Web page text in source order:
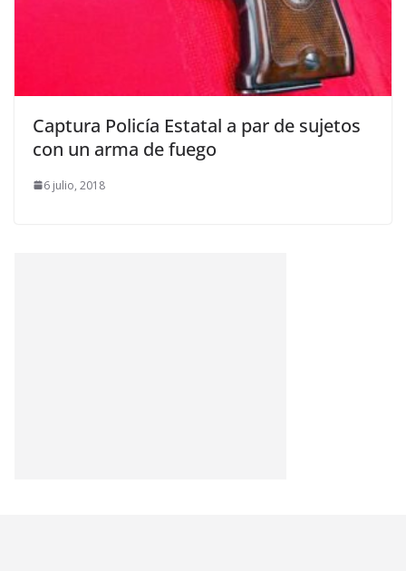
Captura Policía Estatal a par de sujetos
con un arma de fuego
6 julio, 2018